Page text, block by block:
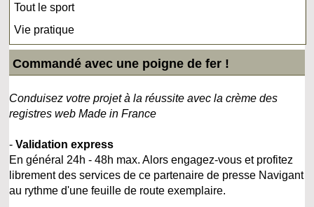
Tout le sport
Vie pratique
Commandé avec une poigne de fer !
Conduisez votre projet à la réussite avec la crème des
registres web Made in France
-Validation express
En général 24h - 48h max. Alors engagez-vous et profitez
librement des services de ce partenaire de presse Navigant
au rythme d'une feuille de route exemplaire.